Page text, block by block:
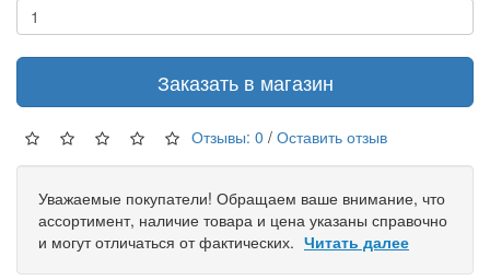
Заказать в магазин
Отзывы: 0 / Оставить отзыв
Уважаемые покупатели! Обращаем ваше внимание, что
ассортимент, наличие товара и цена указаны справочно
и могут отличаться от фактических. Читать далее